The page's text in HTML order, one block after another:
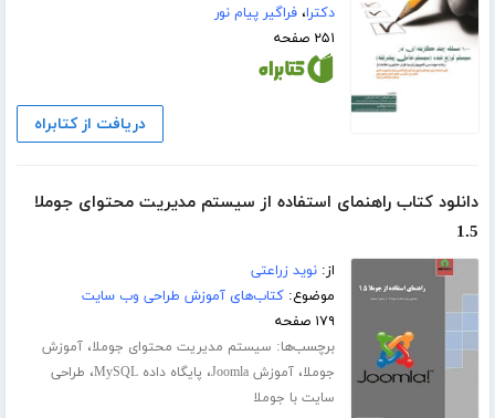
دکترا،فراگیر پیام نور
۲۵۱ صفحه
دریافت از کتابراه
دانلود کتاب راهنمای استفاده از سیستم مدیریت محتوای جوملا
1.5
از:نوید زراعتی
موضوع:کتاب‌های آموزش طراحی وب سایت
۱۷۹ صفحه
برچسب‌ها: سیستم مدیریت محتوای جوملا،آموزش
جوملا،آموزش Joomla ، پایگاه داده MySQL ، طراحی
سایت با جوملا